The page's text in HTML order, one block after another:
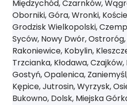
Międzychód, Czarnków,
Oborniki, Góra, Wronki,
Grodzisk Wielkopolski,
Syców, Nowy Dwór,
Rakoniewice, Kobylin,
Trzcianka, Kłodawa,
Gostyń, Opalenica,
Kępice, Jutrosin, Wyrzysk,
Bukowno, Dolsk, Miejska